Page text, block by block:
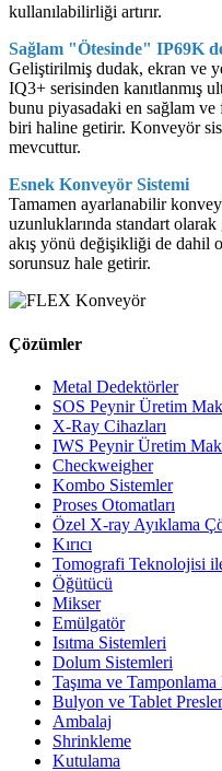
kullanılabilirliği artırır.
Sağlam "Ötesinde" IP69K
Geliştirilmiş dudak, ekran ve
IQ3+ serisinden kanıtlanmış
bunu piyasadaki en sağlam
biri haline getirir. Konveyör
mevcuttur.
Esnek Konveyör Sistemi
Tamamen ayarlanabilir
uzunluklarında standart
akış yönü değişikliği de dahil
sorunsuz hale getirir.
Çözümler
Metal Dedektörler
SOS Peynir Üretim
X-Ray Cihazları
IWS Peynir Üretim
Checkweigher
Kombo Sistemler
Proses Otomatları
Özel X-ray Ayıklama
Kırıcı
Tomografi Teknolojisi
Öğütücü
Mikser
Emülgatör
Isıtma Sistemleri
Dolum Sistemleri
Taşıma ve Tamponlama
Bulyon ve Tablet
Ambalaj
Shrinkleme
Kutulama